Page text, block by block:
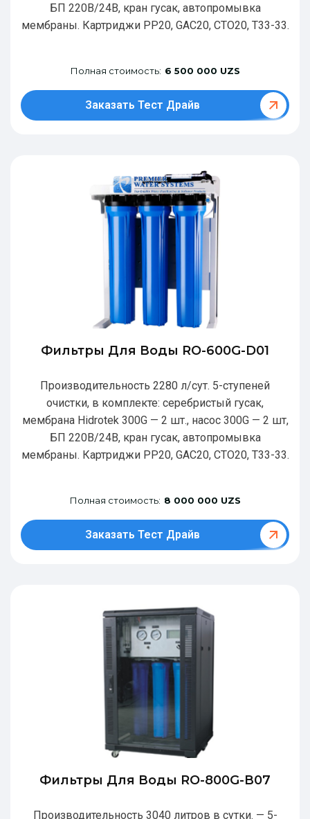
БП 220В/24В, кран гусак, автопромывка
мембраны. Картриджи РР20, GAC20, CTO20, T33-33.
Полная стоимость: 6 500 000 UZS
Заказать Тест Драйв
Фильтры Для Воды RO-600G-D01
Производительность 2280 л/сут. 5-ступеней
очистки, в комплекте: серебристый гусак,
мембрана Hidrotek 300G — 2 шт., насос 300G — 2 шт,
БП 220В/24В, кран гусак, автопромывка
мембраны. Картриджи РР20, GAC20, CTO20, T33-33.
Полная стоимость: 8 000 000 UZS
Заказать Тест Драйв
Фильтры Для Воды RO-800G-В07
Производительность 3040 литров в сутки. — 5-